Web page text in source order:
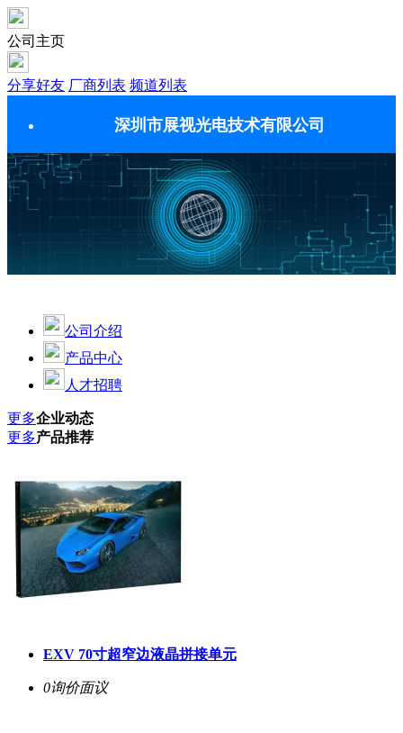
公司主页
分享好友 厂商列表 频道列表
深圳市展视光电技术有限公司
公司介绍
产品中心
人才招聘
更多企业动态
更多产品推荐
EXV 70寸超窄边液晶拼接单元
0询价面议